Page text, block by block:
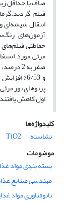
انتقال شیشه‌ای
اول کاهش
کلیدواژه‌ها
نشاسته
TiO2
موضوعات
بسته بندی مواد
مهندسی صنایع
نانوفناوری مواد